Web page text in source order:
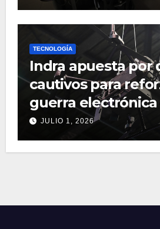
TECNOLOGÍA
Indra apuesta por
cautivos para
guerra electrónica
operaciones
JULIO 1, 2026